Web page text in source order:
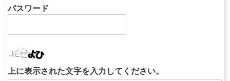
パスワード
上に表示された文字を入力してください。